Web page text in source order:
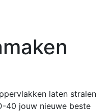
laten stralen
40 jouw nieuwe beste